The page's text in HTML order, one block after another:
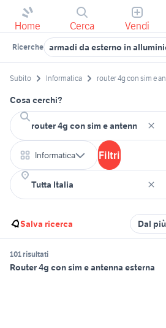
Home Cerca Vendi
Ricerche armadi da esterno in
Subito Informatica router 4g con sim e
Cosa cerchi?
Informatica Filtri
Salva ricerca Dal
101 risultati
Router 4g con sim e antenna esterna